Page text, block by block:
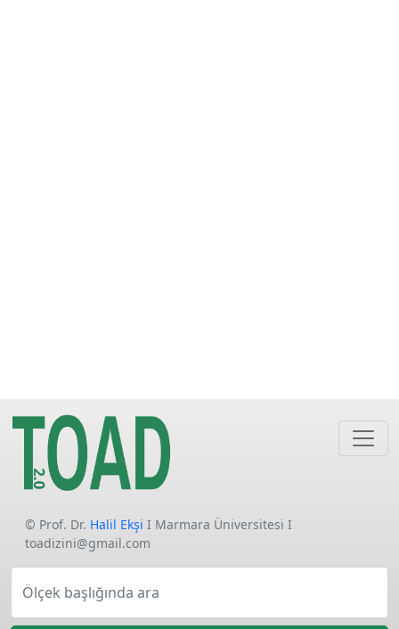
© Prof. Dr. Halil Ekşi I Marmara Üniversitesi I
toadizini@gmail.com
Ölçek başlığında ara